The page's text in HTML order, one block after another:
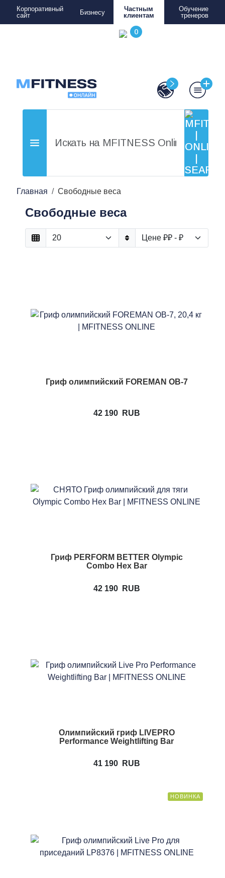
Корпоративный
сайт
Бизнесу
Частным
клиентам
Обучение
тренеров
Главная Свободные веса
Свободные веса
Гриф олимпийский FOREMAN OB-7
42 190 RUB
Гриф PERFORM BETTER Olympic
Combo Hex Bar
42 190 RUB
Олимпийский гриф LIVEPRO
Performance Weightlifting Bar
41 190 RUB
НОВИНКА